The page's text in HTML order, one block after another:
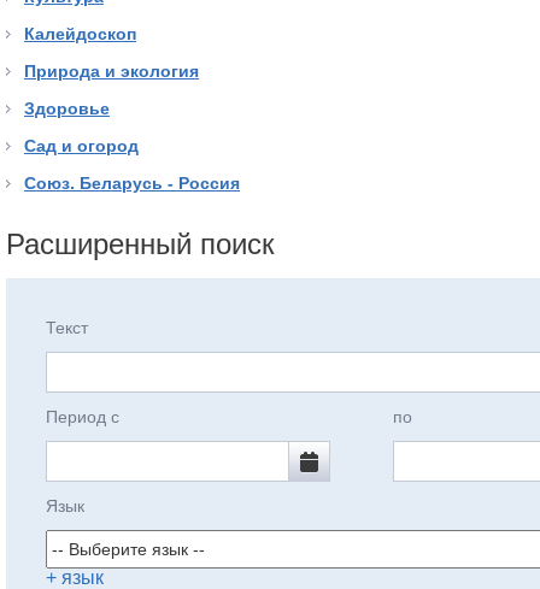
Калейдоскоп
Природа и экология
Здоровье
Сад и огород
Союз. Беларусь - Россия
Расширенный поиск
Текст
Период с по
Язык
+ язык